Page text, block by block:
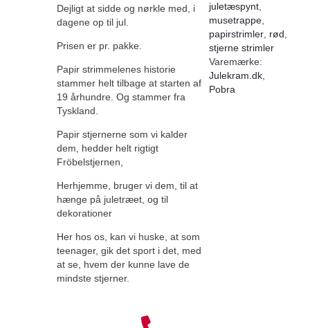
Dejligt at sidde og nørkle med, i
dagene op til jul.
Prisen er pr. pakke.
Papir strimmelenes historie
stammer helt tilbage at starten af
19 århundre. Og stammer fra
Tyskland.
Papir stjernerne som vi kalder
dem, hedder helt rigtigt
Fröbelstjernen,
Herhjemme, bruger vi dem, til at
hænge på juletræet, og til
dekorationer
Her hos os, kan vi huske, at som
teenager, gik det sport i det, med
at se, hvem der kunne lave de
mindste stjerner.
juletæspynt,
musetrappe,
papirstrimler, rød
stjerne strimler
Varemærke:
Julekram.dk,
Pobra